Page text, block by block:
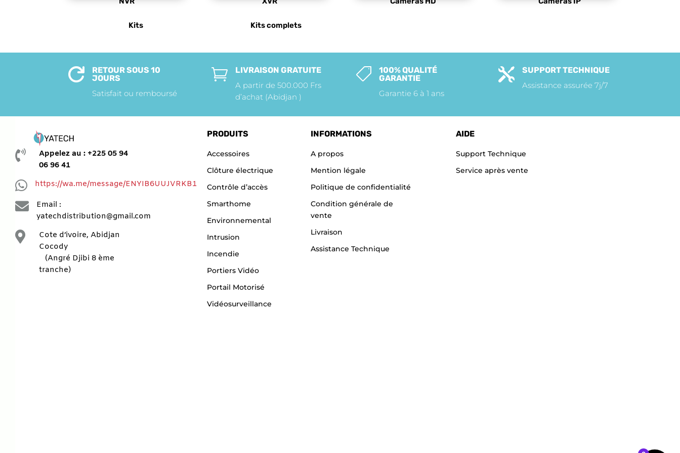
Kits Kits complets

RETOUR SOUS 10
JOURS
Satisfait ou remboursé

LIVRAISON GRATUITE
A partir de 500.000 Frs
d’achat (Abidjan )

100% QUALITÉ
GARANTIE
Garantie 6 à 1 ans

SUPPORT TECHNIQUE
Assistance assurée 7j/7

Appelez au : +225 05 94
06 96 41
 https://wa.me/message/ENYIB6UUJVRKB1

Email :
yatechdistribution@gmail.com

Cote d’ivoire, Abidjan
Cocody
(Angré Djibi 8 ème
tranche)
PRODUITS
Accessoires
Clôture électrique
Contrôle d’accès
Smarthome
Environnemental
Intrusion
Incendie
Portiers Vidéo
Portail Motorisé
Vidéosurveillance
INFORMATIONS
A propos
Mention légale
Politique de confidentialité
Condition générale de
vente
Livraison
Assistance Technique
AIDE
Support Technique
Service après vente